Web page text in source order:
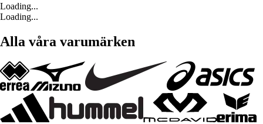
Loading...
Loading...
Alla våra varumärken